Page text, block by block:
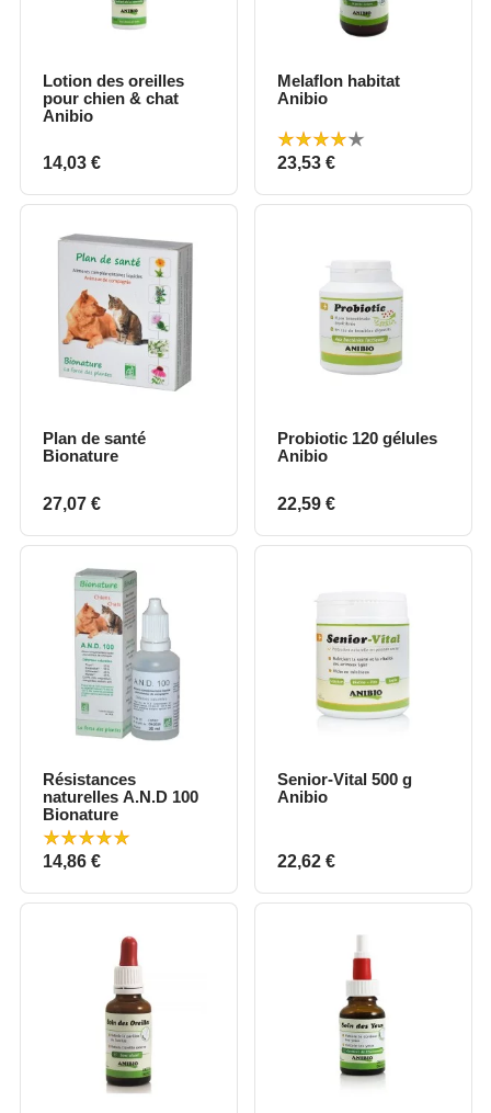
Lotion des oreilles
pour chien & chat
Anibio
Prix
14,03 €
Melaflon habitat
Anibio
Prix
23,53 €
Plan de santé
Bionature
Prix
27,07 €
Probiotic 120 gélules
Anibio
Prix
22,59 €
Résistances
naturelles A.N.D 100
Bionature
Prix
14,86 €
Senior-Vital 500 g
Anibio
Prix
22,62 €